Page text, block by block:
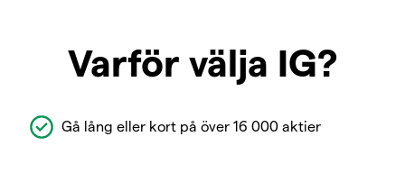
Varför välja IG?
Gå lång eller kort på över 16 000 aktier